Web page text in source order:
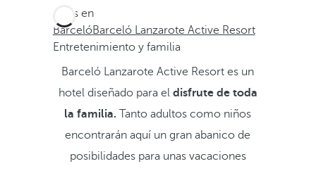
Estás en
BarcelóBarceló Lanzarote Active Resort
Entretenimiento y familia
Barceló Lanzarote Active Resort es un
hotel diseñado para el disfrute de toda
la familia. Tanto adultos como niños
encontrarán aquí un gran abanico de
posibilidades para unas vacaciones